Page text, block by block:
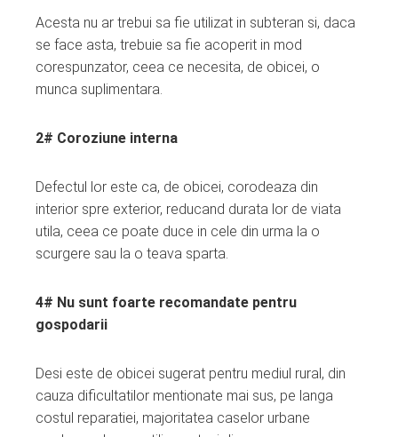
Acesta nu ar trebui sa fie utilizat in subteran si, daca
se face asta, trebuie sa fie acoperit in mod
corespunzator, ceea ce necesita, de obicei, o
munca suplimentara.
2# Coroziune interna
Defectul lor este ca, de obicei, corodeaza din
interior spre exterior, reducand durata lor de viata
utila, ceea ce poate duce in cele din urma la o
scurgere sau la o teava sparta.
4# Nu sunt foarte recomandate pentru
gospodarii
Desi este de obicei sugerat pentru mediul rural, din
cauza dificultatilor mentionate mai sus, pe langa
costul reparatiei, majoritatea caselor urbane